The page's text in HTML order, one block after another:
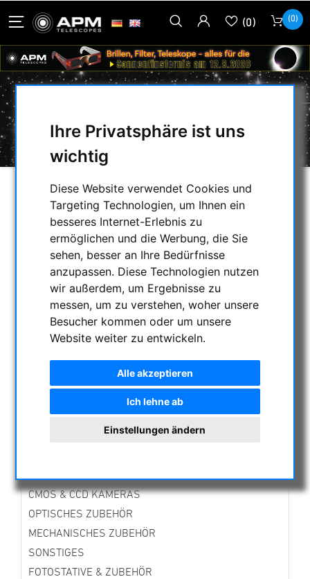
Ihre Privatsphäre ist uns
wichtig
Diese Website verwendet Cookies und
Targeting Technologien, um Ihnen ein
besseres Internet-Erlebnis zu
ermöglichen und die Werbung, die Sie
sehen, besser an Ihre Bedürfnisse
anzupassen. Diese Technologien nutzen
wir außerdem, um Ergebnisse zu
messen, um zu verstehen, woher unsere
Besucher kommen oder um unsere
Website weiter zu entwickeln.
Alle akzeptieren
Ich lehne ab
Einstellungen ändern
(0) (0)
PIERRO ASTRO
AUSWAHL
KATEGORIEN
NACHTSICHTGERÄTE , WÄRMEKAMERAS &
ENTFERNUNGSMESSER
AKTUELLE ANGEBOTE
ASTROPROFESSIONAL TELESCOPES
SECONDHAND & LAGERBESTAND
SONNENBEOBACHTUNG
FERNGLÄSER, SPEKTIVE
CMOS & CCD KAMERAS
OPTISCHES ZUBEHÖR
MECHANISCHES ZUBEHÖR
SONSTIGES
FOTOSTATIVE & ZUBEHÖR